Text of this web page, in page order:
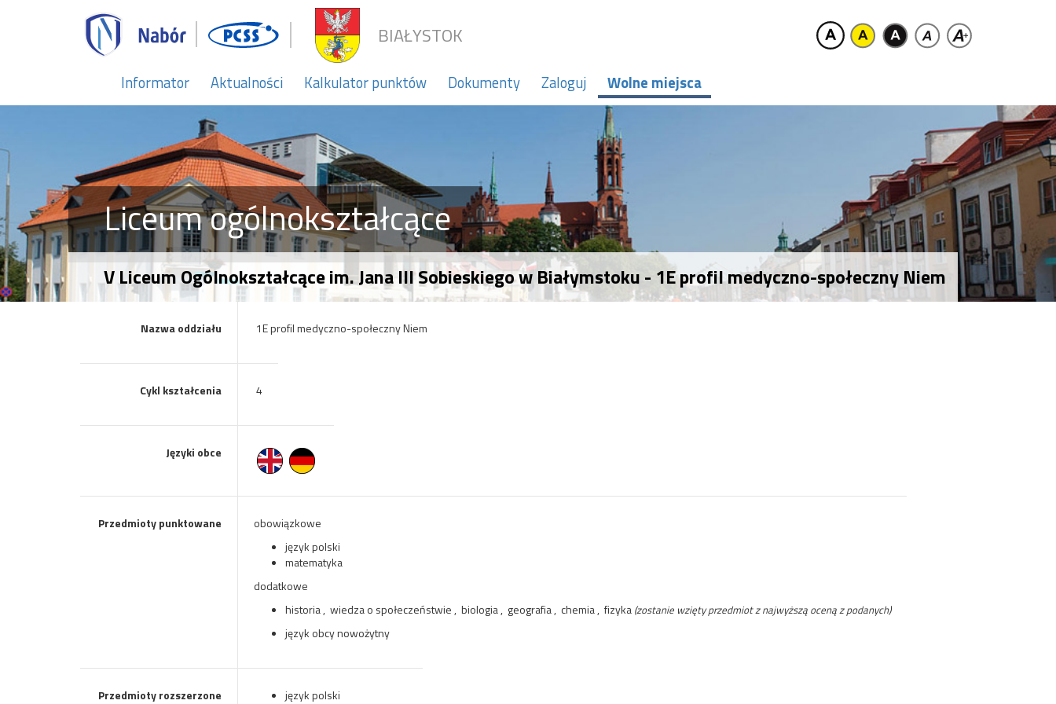
BIAŁYSTOK
Informator Aktualności Kalkulator punktów Dokumenty Zaloguj Wolne miejsca
Liceum ogólnokształcące
V Liceum Ogólnokształcące im. Jana III Sobieskiego w Białymstoku - 1E profil medyczno-społeczny Niem
Nazwa oddziału 1E profil medyczno-społeczny Niem
Cykl kształcenia 4
Języki obce
Przedmioty punktowane
obowiązkowe
język polski
matematyka
dodatkowe
historia , wiedza o społeczeństwie , biologia , geografia , chemia , fizyka (zostanie wzięty przedmiot z najwyższą oceną z podanych)
język obcy nowożytny
Przedmioty rozszerzone
język polski